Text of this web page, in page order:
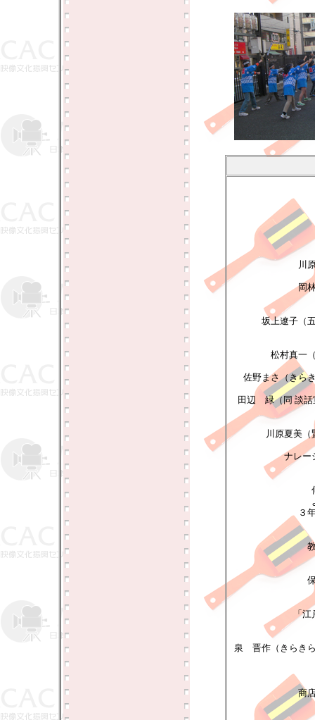
川
岡
坂上遼子（
松村真一
佐野まさ（きら
田辺 緑（同 談話
川原夏美（
ナレー
３
「
泉 晋作（きらき
商